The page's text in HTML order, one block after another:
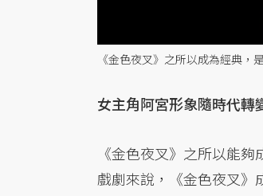
《金色夜叉》之所以成為經典，
女主角阿宮形象隨時代轉
《金色夜叉》之所以能
戲劇來說，《金色夜叉》